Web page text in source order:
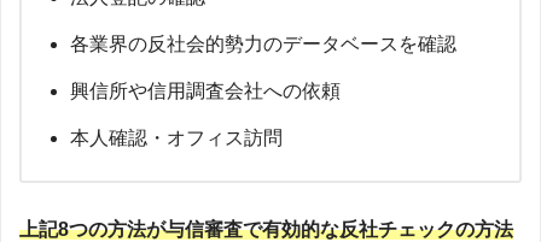
各業界の反社会的勢力のデータベースを確認
興信所や信用調査会社への依頼
本人確認・オフィス訪問
上記8つの方法が与信審査で有効的な反社チェックの方法